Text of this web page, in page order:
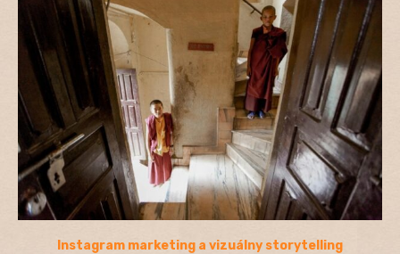
Instagram marketing a vizuálny storytelling